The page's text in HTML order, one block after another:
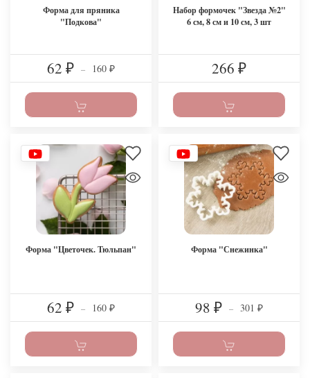
Форма для пряника
"Подкова"
62 ₽ – 160 ₽
Набор формочек "Звезда №2"
6 см, 8 см и 10 см, 3 шт
266 ₽
Форма "Цветочек. Тюльпан"
62 ₽ – 160 ₽
Форма "Снежинка"
98 ₽ – 301 ₽